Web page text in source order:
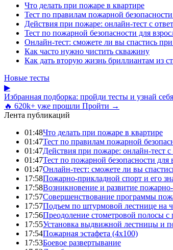
Что делать при пожаре в квартире
Тест по правилам пожарной
Действия при пожаре: онлайн-тест с
Тест по пожарной безопасности для
Онлайн-тест: сможете ли вы спастись
Как часто нужно чистить скважину
Как дать вторую жизнь бриллиантам из
Новые тесты
▶
Избранная подборка: пройди тесты и узнай
🔥 620k+ уже прошли Пройти →
Лента публикаций
01:48Что делать при пожаре в квартире
01:47Тест по правилам пожарной
01:47Действия при пожаре: онлайн-тест с
01:47Тест по пожарной безопасности для
01:47Онлайн-тест: сможете ли вы
17:58Пожарно-прикладной спорт и его
17:58Возникновение и развитие
17:57Совершенствование программы
17:57Подъем по штурмовой лестнице на
17:56Преодоление стометровой полосы с
17:55Установка выдвижной лестницы и
17:54Пожарная эстафета (4x100)
17:53Боевое развертывание